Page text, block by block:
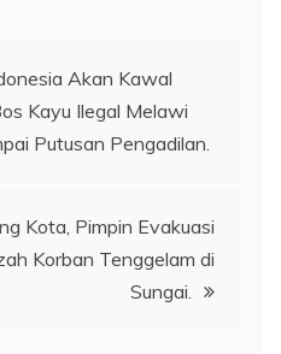
Akan Kawal
Kayu Ilegal Melawi
Putusan Pengadilan.
Kota, Pimpin Evakuasi
Korban Tenggelam di
Sungai.